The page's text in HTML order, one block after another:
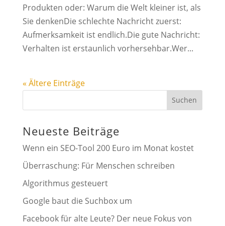
Produkten oder: Warum die Welt kleiner ist, als
Sie denkenDie schlechte Nachricht zuerst:
Aufmerksamkeit ist endlich.Die gute Nachricht:
Verhalten ist erstaunlich vorhersehbar.Wer...
« Ältere Einträge
Suchen
Neueste Beiträge
Wenn ein SEO-Tool 200 Euro im Monat kostet
Überraschung: Für Menschen schreiben
Algorithmus gesteuert
Google baut die Suchbox um
Facebook für alte Leute? Der neue Fokus von